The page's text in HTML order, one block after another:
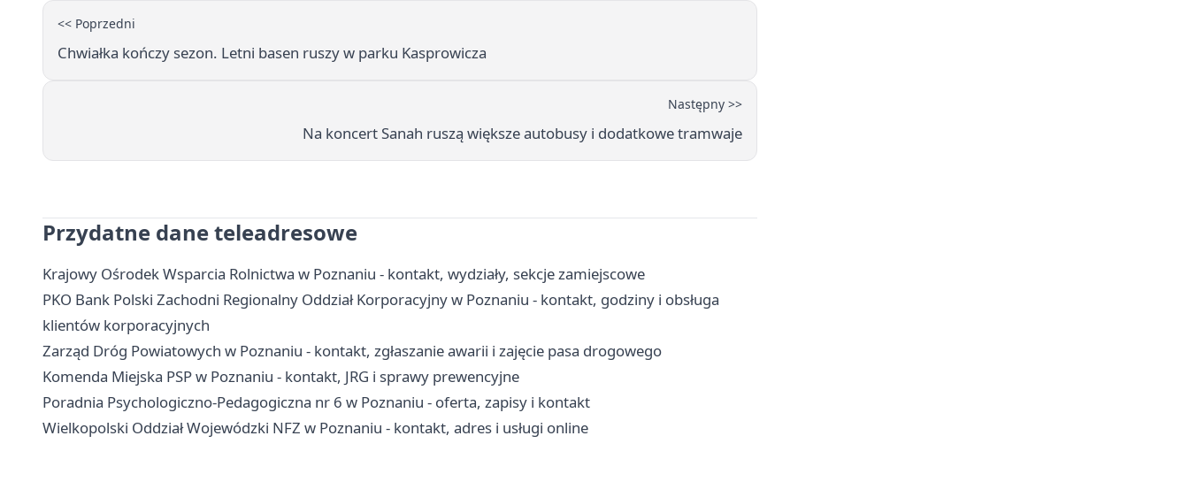
<< Poprzedni
Chwiałka kończy sezon. Letni basen ruszy w parku Kasprowicza
Następny >>
Na koncert Sanah ruszą większe autobusy i dodatkowe tramwaje
Przydatne dane teleadresowe
Krajowy Ośrodek Wsparcia Rolnictwa w Poznaniu - kontakt, wydziały, sekcje zamiejscowe
PKO Bank Polski Zachodni Regionalny Oddział Korporacyjny w Poznaniu - kontakt, godziny i obsługa
klientów korporacyjnych
Zarząd Dróg Powiatowych w Poznaniu - kontakt, zgłaszanie awarii i zajęcie pasa drogowego
Komenda Miejska PSP w Poznaniu - kontakt, JRG i sprawy prewencyjne
Poradnia Psychologiczno-Pedagogiczna nr 6 w Poznaniu - oferta, zapisy i kontakt
Wielkopolski Oddział Wojewódzki NFZ w Poznaniu - kontakt, adres i usługi online